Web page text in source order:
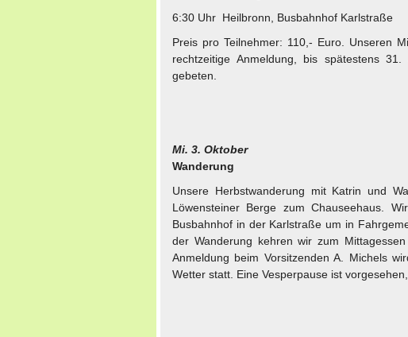
6:30 Uhr Heilbronn, Busbahnhof Karlstraße
Preis pro Teilnehmer: 110,- Euro. Unseren
rechtzeitige Anmeldung, bis spätestens
gebeten.
Mi. 3. Oktober
Wanderung
Unsere Herbstwanderung mit Katrin und
Löwensteiner Berge zum Chauseehaus.
Busbahnhof in der Karlstraße um in
der Wanderung kehren wir zum
Anmeldung beim Vorsitzenden A. Michels
Wetter statt. Eine Vesperpause ist